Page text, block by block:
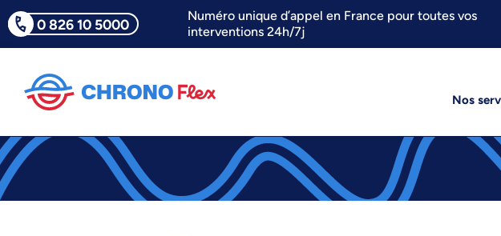
0 826 10 5000
Numéro unique d’appel en France pour toutes vos
interventions 24h/7j
Nos